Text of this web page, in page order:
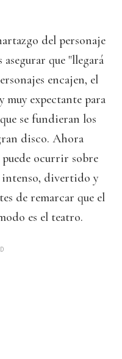
del personaje
que "llegará
encajen, el
muy expectante para
se fundieran los
disco. Ahora
puede ocurrir sobre
intenso, divertido y
de remarcar que el
es el teatro.